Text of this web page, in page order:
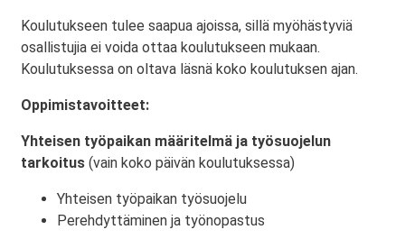
Koulutukseen tulee saapua ajoissa, sillä myöhästyviä
osallistujia ei voida ottaa koulutukseen mukaan.
Koulutuksessa on oltava läsnä koko koulutuksen ajan.
Oppimistavoitteet:
Yhteisen työpaikan määritelmä ja työsuojelun
tarkoitus (vain koko päivän koulutuksessa)
Yhteisen työpaikan työsuojelu
Perehdyttäminen ja työnopastus